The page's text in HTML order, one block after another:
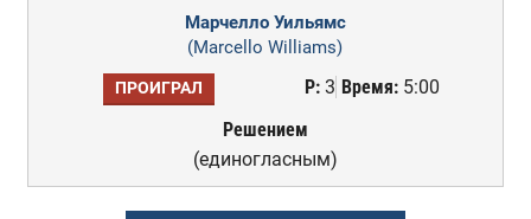
Марчелло Уильямс
(Marcello Williams)
ПРОИГРАЛ Р:3 Время:5:00
Решением
(единогласным)